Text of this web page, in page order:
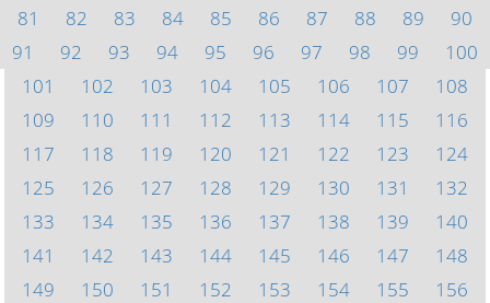
81
82 83 84 85 86 87 88 89
90
91
92 93 94 95 96 97 98 99
100
101
102 103 104 105 106 107
108
109
110 111 112 113 114 115
116
117
118 119 120 121 122 123
124
125
126 127 128 129 130 131
132
133
134 135 136 137 138 139
140
141
142 143 144 145 146 147
148
149
150 151 152 153 154 155
156